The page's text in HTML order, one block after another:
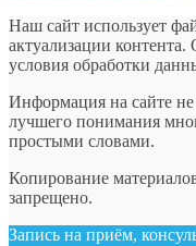
Наш сайт использует
актуализации
условия обработки
Информация на сайте
лучшего понимания
простыми словами.
Копирование
запрещено.
Запись на приём,